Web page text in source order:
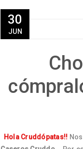
30
JUN
Hola Cruddópatas!!